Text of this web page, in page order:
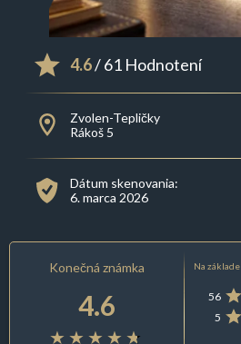
4.6/ 61 Hodnotení
Zvolen-Tepličky
Rákoš 5
Dátum skenovania:
6. marca 2026
Konečná známka
4.6
Na
56
5